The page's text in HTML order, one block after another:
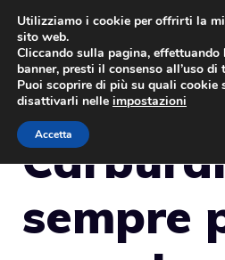
Vai
contenuto
sempre
Utilizziamo i cookie per offrirti la
sito web.
Cliccando sulla pagina,
banner, presti il consenso all’uso
Puoi scoprire di più su quali cookie
disattivarli nelle impostazioni
Accetta